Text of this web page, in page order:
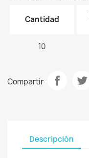
Cantidad
10
Compartir
Descripción